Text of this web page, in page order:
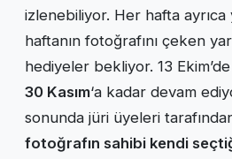
izlenebiliyor. Her hafta ayrıca
haftanın fotoğrafını çeken
hediyeler bekliyor. 13
30 Kasım‘a kadar devam
sonunda jüri üyeleri
fotoğrafın sahibi kendi